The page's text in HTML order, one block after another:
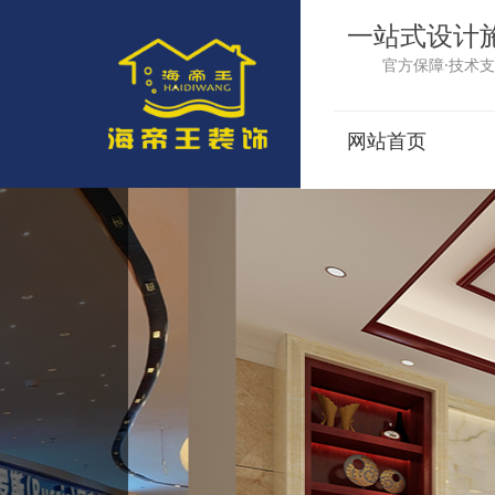
一站式设计
官方保障·技术
网站首页